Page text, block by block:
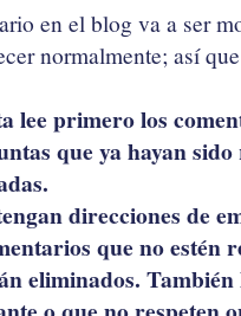
en el blog va a ser
normalmente; así
lee primero los
que ya hayan
direcciones de
que no estén
eliminados.